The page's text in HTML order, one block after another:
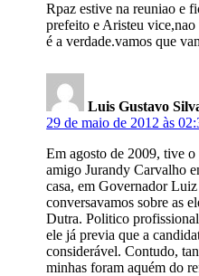
Rpaz estive na reuniao e
prefeito e Aristeu
é a verdade.vamos que
Luis Gustavo
29 de maio de 2012 às
Em agosto de 2009, tive
amigo Jurandy Carvalho
casa, em Governador
conversavamos sobre as
Dutra. Politico
ele já previa que a
considerável. Contudo,
minhas foram aquém do